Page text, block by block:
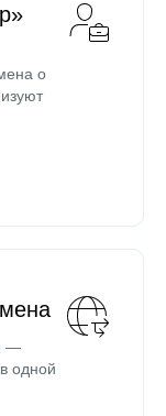
о
—
одной